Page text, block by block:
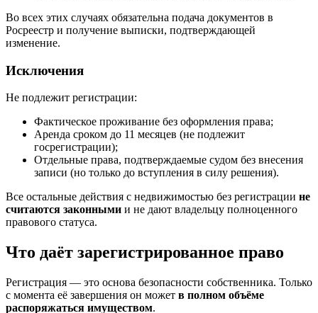
Во всех этих случаях обязательна подача документов в
Росреестр и получение выписки, подтверждающей
изменение.
Исключения
Не подлежит регистрации:
Фактическое проживание без оформления права;
Аренда сроком до 11 месяцев (не подлежит
госрегистрации);
Отдельные права, подтверждаемые судом без внесения
записи (но только до вступления в силу решения).
Все остальные действия с недвижимостью без регистрации не
считаются законными и не дают владельцу полноценного
правового статуса.
Что даёт зарегистрированное право
Регистрация — это основа безопасности собственника. Только
с момента её завершения он может в полном объёме
распоряжаться имуществом.